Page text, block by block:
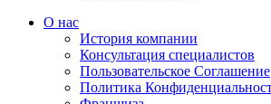
О нас
История компании
Консультация специалистов
Пользовательское Соглашение
Политика